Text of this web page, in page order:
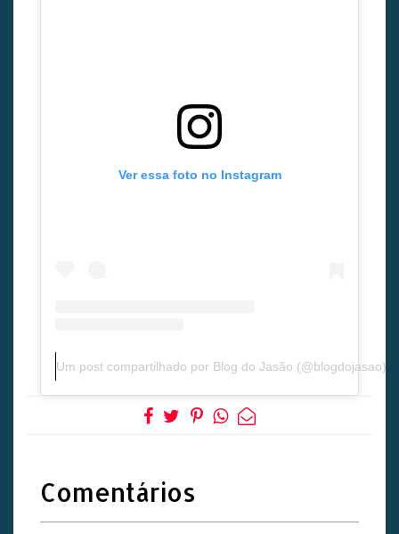
Ver essa foto no Instagram
Um post compartilhado por Blog do Jasão (@blogdojasao)
Comentários